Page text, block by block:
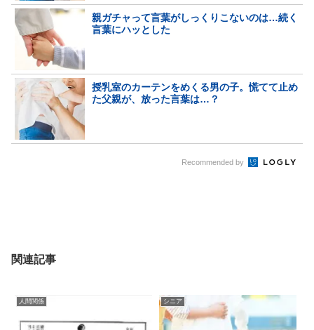
親ガチャって言葉がしっくりこないのは…続く
言葉にハッとした
授乳室のカーテンをめくる男の子。慌てて止め
た父親が、放った言葉は…？
Recommended by
関連記事
人間関係 シニア